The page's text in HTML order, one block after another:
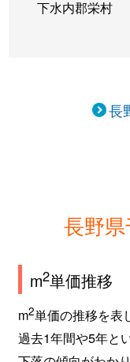
下水内郡栄村
長
長野
m2単価推移
m2単価の推移を表
過去1年間や5年と